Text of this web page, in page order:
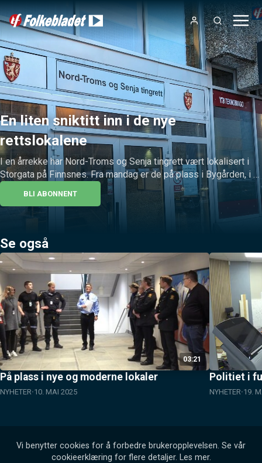
En liten sniktitt inn i de nye
rettslokalene
I en årrekke har Nord-Troms og Senja tingrett vært lokalisert i
Storgata på Finnsnes. Fra mandag er de på plass i Bygården, i
samme lokaler som blant annet politiet.
BLI ABONNENT
Se også
03:21
På plass i nye og moderne lokaler
NYHETER 10. MAI 2025
Politiet i
NYHETER 19.
Vi benytter cookies for å forbedre brukeropplevelsen. Se vår
cookieerklæring for flere detaljer. Les mer.